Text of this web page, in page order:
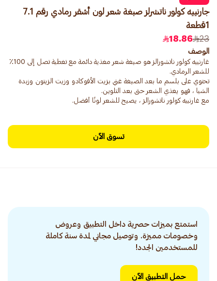
جارنييه كولور ناتشرلز صبغة شعر لون أشقر رمادي رقم 7.1
1قطعة
23
18.86
الوصف
غارنييه كولور ناتشورالز هو صبغة شعر مغذية دائمة مع تغطية تصل إلى 100٪
تحتوي على بلسم ما بعد الصبغة غني بزيت الأفوكادو وزيت الزيتون وزبدة
مع غارنييه كولور ناتشورالز ، يصبح للشعر لونًا أفضل.
تسوق الآن
استمتع بميزات حصرية داخل التطبيق وعروض
وخصومات مميزة. وتوصيل مجاني لمدة سنة كاملة
للمستخدمين الجدد!
حمل التطبيق الآن